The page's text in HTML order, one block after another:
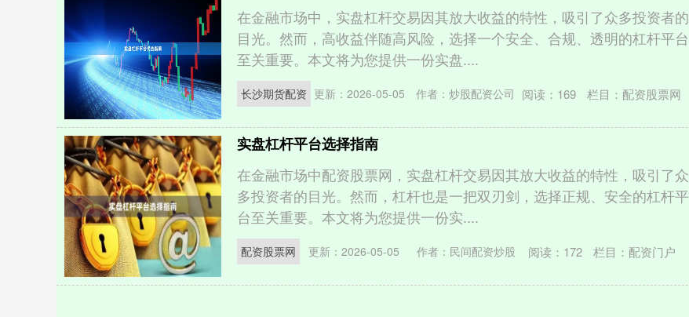
在金融市场中，实盘杠杆交易因其放大收益的特性，吸引了众多投资者的
目光。然而，高收益伴随高风险，选择一个安全、合规、透明的杠杆平台
至关重要。本文将为您提供一份实盘....
长沙期货配资 更新：2026-05-05 作者：炒股配资公司 阅读： 169 栏目： 配资股票网
实盘杠杆平台选择指南
在金融市场中配资股票网，实盘杠杆交易因其放大收益的特性，吸引了众
多投资者的目光。然而，杠杆也是一把双刃剑，选择正规、安全的杠杆平
台至关重要。本文将为您提供一份实....
配资股票网 更新：2026-05-05 作者：民间配资炒股 阅读： 172 栏目： 配资门户